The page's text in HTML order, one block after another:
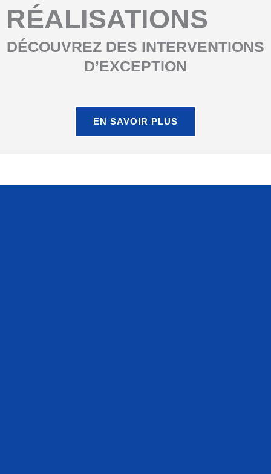
RÉALISATIONS
DÉCOUVREZ DES INTERVENTIONS
D’EXCEPTION
EN SAVOIR PLUS